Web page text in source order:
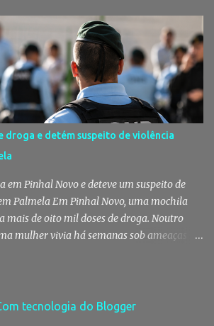
Aceitável", - posição validada pela a
Ambiente a 29 de Julho - acusam
de criarem preocupações injustificadas e
daquele espaço passa por um
de 2,5 milhões de euros previsto pela
praia é um dos espaços naturais mais
A reação surge depois de terem sido
que levantaram dúvidas sobre as
Rosário, levando os eleitos do Partido
e Assembleia Municipal da Moita,
Freguesias de Gaio-R...
droga e detém suspeito de violência
em Pinhal Novo e deteve um suspeito de
Palmela Em Pinhal Novo, uma mochila
mais de oito mil doses de droga. Noutro
mulher vivia há semanas sob ameaças
doméstica -, reforçando a resposta da
tecnologia do Blogger